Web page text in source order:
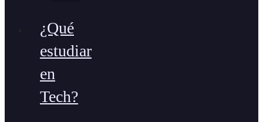
¿Qué
estudiar
en
Tech?